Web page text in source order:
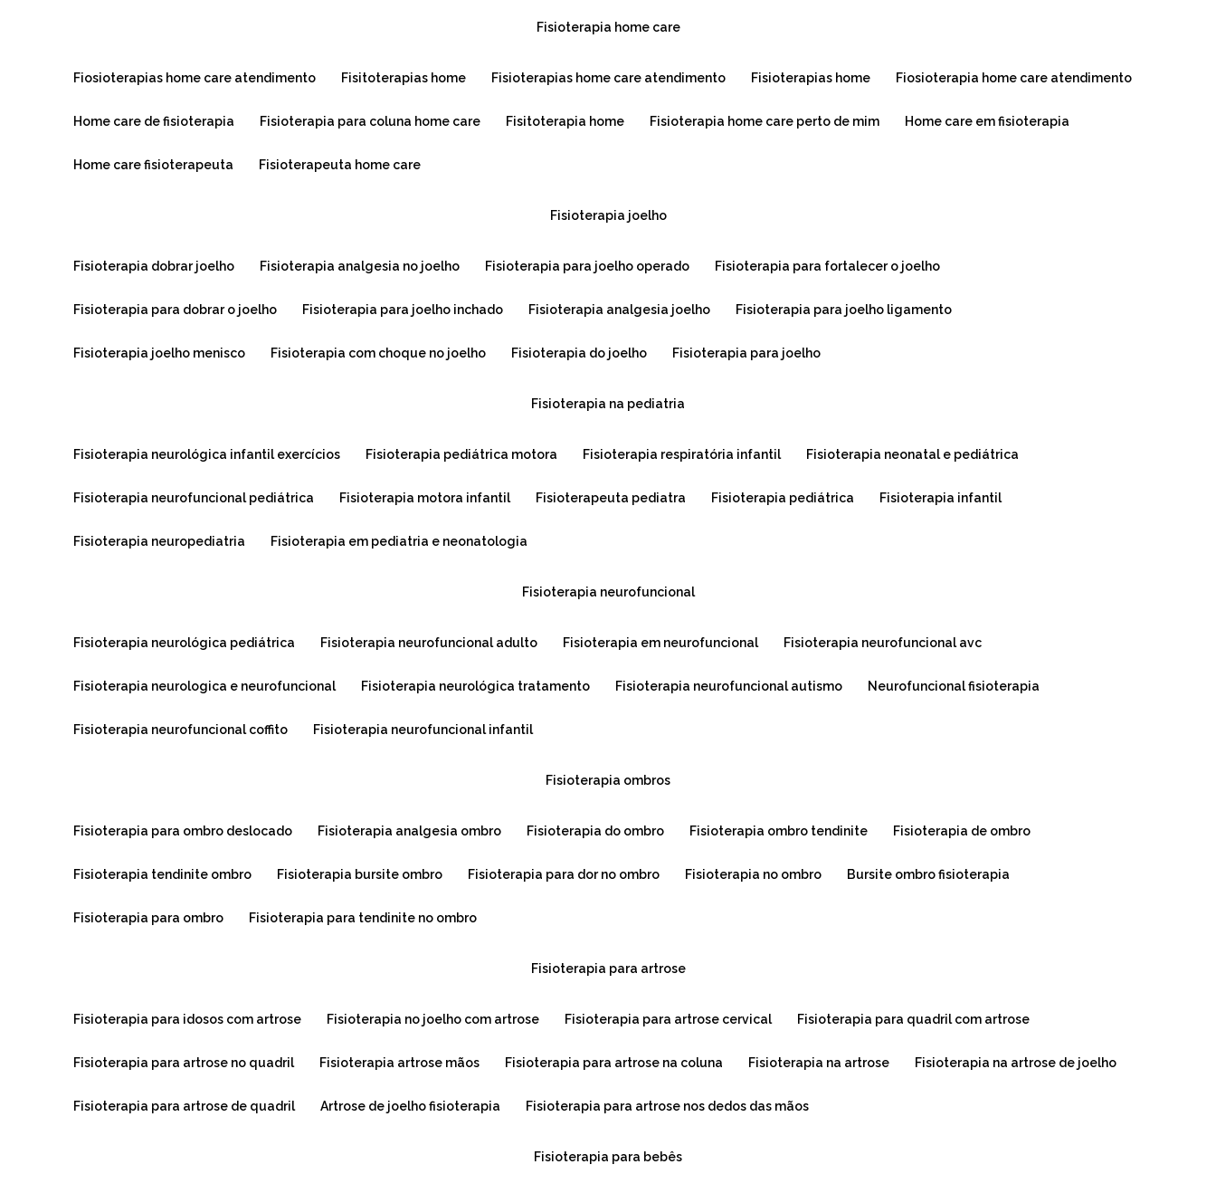
fisioterapia home care
fiosioterapias home care atendimento fisitoterapias home fisioterapias home care atendimento fisioterapias home fiosioterapia home care atendimento
home care de fisioterapia fisioterapia para coluna home care fisitoterapia home fisioterapia home care perto de mim home care em fisioterapia
home care fisioterapeuta fisioterapeuta home care
fisioterapia joelho
fisioterapia dobrar joelho fisioterapia analgesia no joelho fisioterapia para joelho operado fisioterapia para fortalecer o joelho
fisioterapia para dobrar o joelho fisioterapia para joelho inchado fisioterapia analgesia joelho fisioterapia para joelho ligamento
fisioterapia joelho menisco fisioterapia com choque no joelho fisioterapia do joelho fisioterapia para joelho
fisioterapia na pediatria
fisioterapia neurológica infantil exercícios fisioterapia pediátrica motora fisioterapia respiratória infantil fisioterapia neonatal e pediátrica
fisioterapia neurofuncional pediátrica fisioterapia motora infantil fisioterapeuta pediatra fisioterapia pediátrica fisioterapia infantil
fisioterapia neuropediatria fisioterapia em pediatria e neonatologia
fisioterapia neurofuncional
fisioterapia neurológica pediátrica fisioterapia neurofuncional adulto fisioterapia em neurofuncional fisioterapia neurofuncional avc
fisioterapia neurologica e neurofuncional fisioterapia neurológica tratamento fisioterapia neurofuncional autismo neurofuncional fisioterapia
fisioterapia neurofuncional coffito fisioterapia neurofuncional infantil
fisioterapia ombros
fisioterapia para ombro deslocado fisioterapia analgesia ombro fisioterapia do ombro fisioterapia ombro tendinite fisioterapia de ombro
fisioterapia tendinite ombro fisioterapia bursite ombro fisioterapia para dor no ombro fisioterapia no ombro bursite ombro fisioterapia
fisioterapia para ombro fisioterapia para tendinite no ombro
fisioterapia para artrose
fisioterapia para idosos com artrose fisioterapia no joelho com artrose fisioterapia para artrose cervical fisioterapia para quadril com artrose
fisioterapia para artrose no quadril fisioterapia artrose mãos fisioterapia para artrose na coluna fisioterapia na artrose fisioterapia na artrose de joelho
fisioterapia para artrose de quadril artrose de joelho fisioterapia fisioterapia para artrose nos dedos das mãos
fisioterapia para bebês